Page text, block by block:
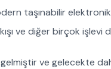
taşınabilir
ve diğer birçok
ve gelecekte